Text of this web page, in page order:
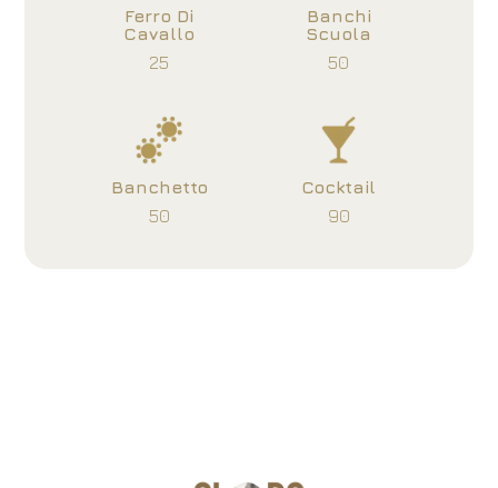
Ferro Di
Cavallo
25
Banchi
Scuola
50
Banchetto
50
Cocktail
90